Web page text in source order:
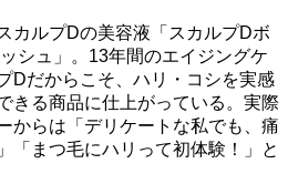
カルプDの美容液「スカルプDボ
シュ」。13年間のエイジングケ
Dだからこそ、ハリ・コシを実感
きる商品に仕上がっている。実際
からは「デリケートな私でも、痛
「まつ毛にハリって初体験！」と